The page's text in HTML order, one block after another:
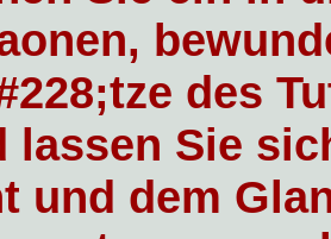
des
lassen Sie
und dem